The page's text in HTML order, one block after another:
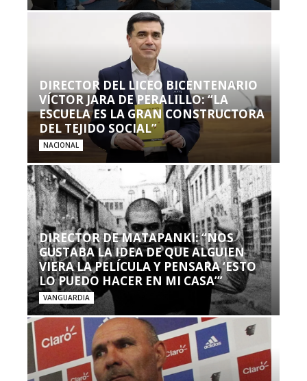
DIRECTOR DEL LICEO BICENTENARIO
VÍCTOR JARA DE PERALILLO: “LA
ESCUELA ES LA GRAN CONSTRUCTORA
DEL TEJIDO SOCIAL”
NACIONAL
DIRECTOR DE MATAPANKI: “NOS
GUSTABA LA IDEA DE QUE ALGUIEN
VIERA LA PELÍCULA Y PENSARA ‘ESTO
LO PUEDO HACER EN MI CASA’”
VANGUARDIA